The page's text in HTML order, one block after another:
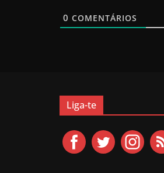
0 COMENTÁRIOS
Liga-te